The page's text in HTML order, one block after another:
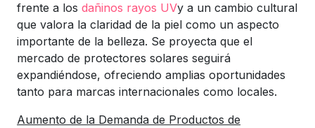
frente a los dañinos rayos UVy a un cambio cultural
que valora la claridad de la piel como un aspecto
importante de la belleza. Se proyecta que el
mercado de protectores solares seguirá
expandiéndose, ofreciendo amplias oportunidades
tanto para marcas internacionales como locales.
Aumento de la Demanda de Productos de